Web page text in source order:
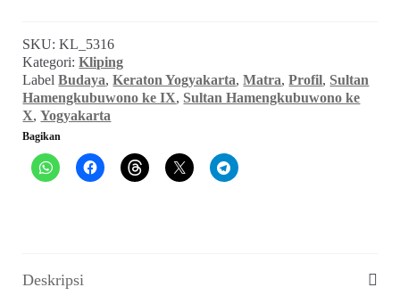
Baik
Mati
Daripada
Malu
(Matra,
November
1988)
SKU:KL_5316
Kategori:Kliping
LabelBudaya,Keraton Yogyakarta,Matra,Profil, Sultan
Hamengkubuwono ke IX, Sultan Hamengkubuwono ke
X,Yogyakarta
Bagikan
Deskripsi